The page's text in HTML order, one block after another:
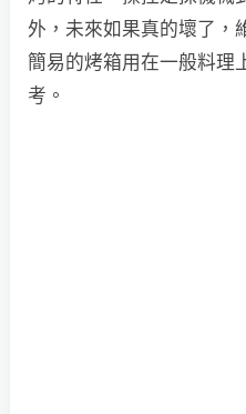
外，未來如果真的壞了，
簡易的烤箱用在一般料理
考。